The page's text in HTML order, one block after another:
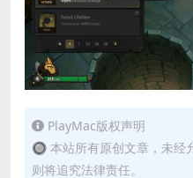
PlayMac版权声明
🔘 本站所有原创文章，未经
则将追究法律责任。